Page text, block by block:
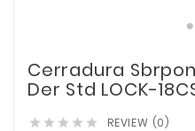
Cerradura
Der Std LOCK-
     REVIEW (0)